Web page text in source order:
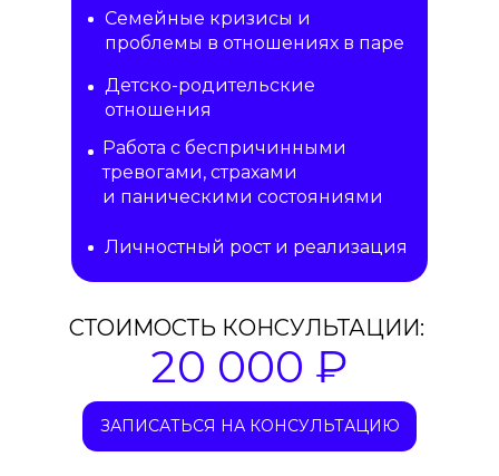
СТОИМОСТЬ КОНСУЛЬТАЦИИ:
20 000 ₽
Личностный рост и реализация
Семейные кризисы и
проблемы в отношениях в паре
Детско-родительские
отношения
Работа с беспричинными
тревогами, страхами
и паническими состояниями
ЗАПИСАТЬСЯ НА КОНСУЛЬТАЦИЮ